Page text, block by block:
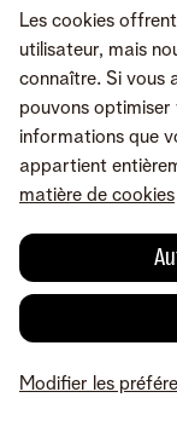
Retour
Les cookies
utilisateur, mais
connaître. Si vous
pouvons
informations que
appartient
matière de cookies
Modifier les